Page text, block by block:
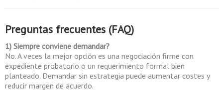
Preguntas frecuentes (FAQ)
1) Siempre conviene demandar?
No. A veces la mejor opción es una negociación firme con
expediente probatorio o un requerimiento formal bien
planteado. Demandar sin estrategia puede aumentar costes y
reducir margen de acuerdo.